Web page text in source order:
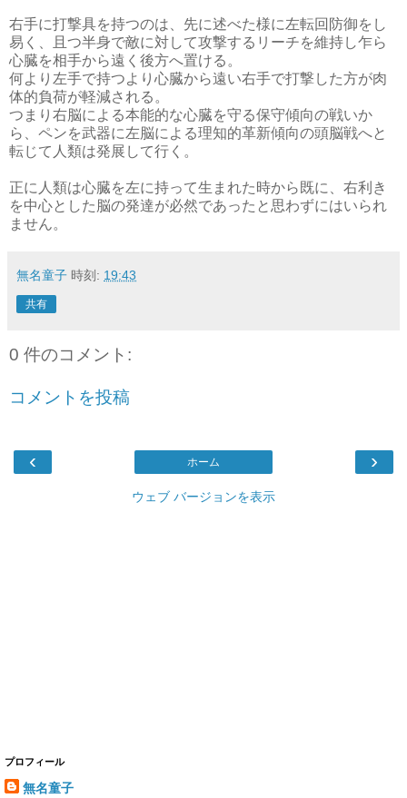
右手に打撃具を持つのは、先に述べた様に左転回防御をし
易く、且つ半身で敵に対して攻撃するリーチを維持し乍ら
心臓を相手から遠く後方へ置ける。
何より左手で持つより心臓から遠い右手で打撃した方が肉
体的負荷が軽減される。
つまり右脳による本能的な心臓を守る保守傾向の戦いか
ら、ペンを武器に左脳による理知的革新傾向の頭脳戦へと
転じて人類は発展して行く。
正に人類は心臓を左に持って生まれた時から既に、右利き
を中心とした脳の発達が必然であったと思わずにはいられ
ません。
無名童子 時刻: 19:43
共有
0 件のコメント:
コメントを投稿
‹ ›
ホーム
ウェブ バージョンを表示
プロフィール
無名童子